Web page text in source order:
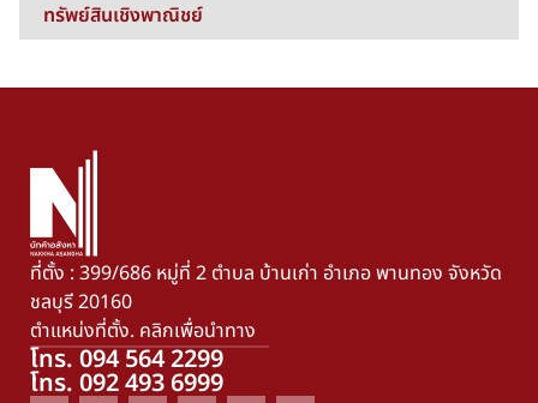
ทรัพย์สินเชิงพาณิชย์
ที่ตั้ง : 399/686 หมู่ที่ 2 ตำบล บ้านเก่า อำเภอ พานทอง จังหวัด
ชลบุรี 20160
ตำแหน่งที่ตั้ง. คลิกเพื่อนำทาง
โทร. 094 564 2299
โทร. 092 493 6999